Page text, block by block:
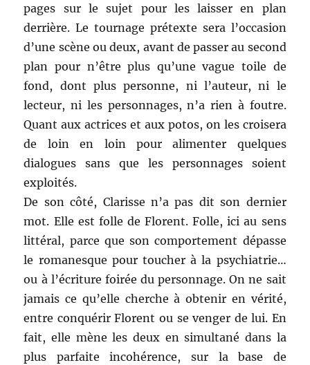
pages sur le sujet pour les laisser en plan
derrière. Le tournage prétexte sera l’occasion
d’une scène ou deux, avant de passer au second
plan pour n’être plus qu’une vague toile de
fond, dont plus personne, ni l’auteur, ni le
lecteur, ni les personnages, n’a rien à foutre.
Quant aux actrices et aux potos, on les croisera
de loin en loin pour alimenter quelques
dialogues sans que les personnages soient
exploités.
De son côté, Clarisse n’a pas dit son dernier
mot. Elle est folle de Florent. Folle, ici au sens
littéral, parce que son comportement dépasse
le romanesque pour toucher à la psychiatrie…
ou à l’écriture foirée du personnage. On ne sait
jamais ce qu’elle cherche à obtenir en vérité,
entre conquérir Florent ou se venger de lui. En
fait, elle mène les deux en simultané dans la
plus parfaite incohérence, sur la base de